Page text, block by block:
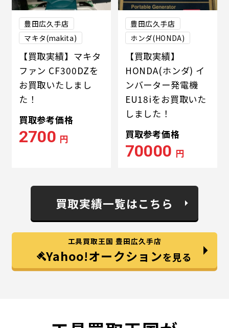
豊田広久手店
マキタ(makita)
【買取実績】マキタ
ファン CF300DZを
お買取いたしまし
た！
買取参考価格
2700 円
豊田広久手店
ホンダ(HONDA)
【買取実績】
HONDA(ホンダ) イ
ンバーター発電機
EU18iをお買取いた
しました！
買取参考価格
70000 円
買取実績一覧はこちら
工具買取王国 豊田広久手店
Yahoo!オークションを見る